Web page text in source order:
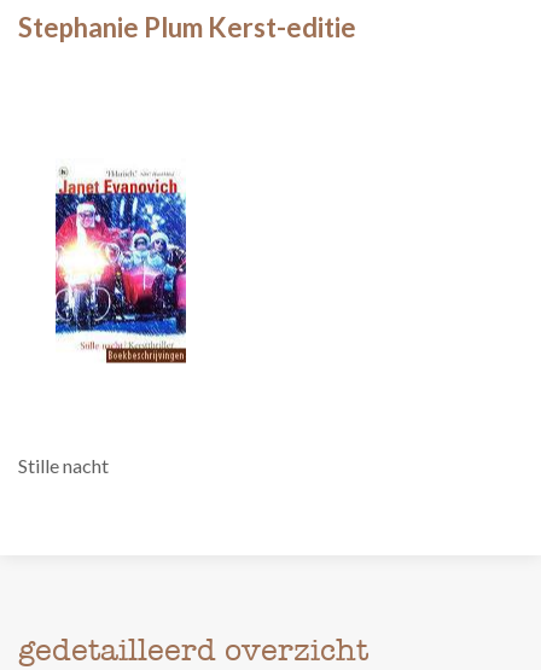
Stephanie Plum Kerst-editie
Stille nacht
gedetailleerd overzicht